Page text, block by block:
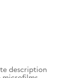
description